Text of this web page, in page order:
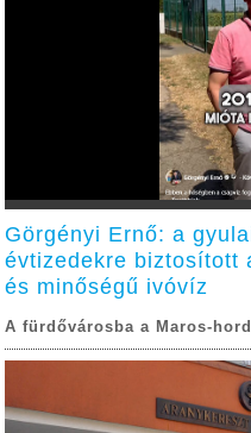
Görgényi Ernő: a
évtizedekre biztosított
és minőségű ivóvíz
A fürdővárosba a Maros-